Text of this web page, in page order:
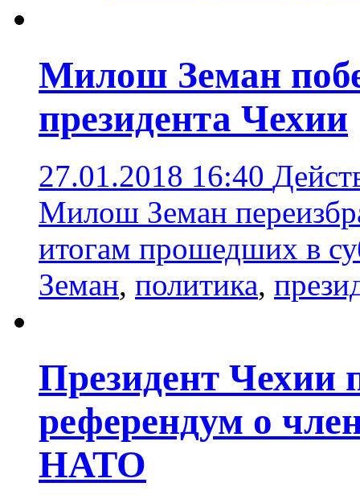
Милош Земан
президента Чехии
27.01.2018 16:40
Милош Земан
итогам прошедших в
Земан, политика,
Президент Чехии
референдум о
НАТО